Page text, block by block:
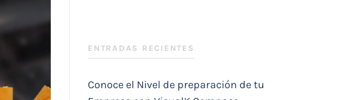
ENTRADAS RECIENTES
Conoce el Nivel de preparación de tu